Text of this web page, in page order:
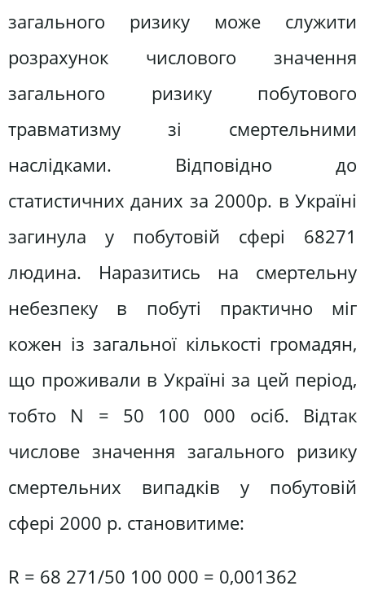
загального ризику може служити
розрахунок числового значення
загального ризику побутового
травматизму зі смертельними
наслідками. Відповідно до
статистичних даних за 2000р. в Україні
загинула у побутовій сфері 68271
людина. Наразитись на смертельну
небезпеку в побуті практично міг
кожен із загальної кількості громадян,
що проживали в Україні за цей період,
тобто N = 50 100 000 осіб. Відтак
числове значення загального ризику
смертельних випадків у побутовій
сфері 2000 р. становитиме:
R = 68 271/50 100 000 = 0,001362